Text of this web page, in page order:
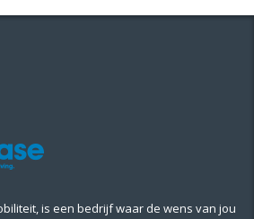
is een bedrijf waar de wens van jou